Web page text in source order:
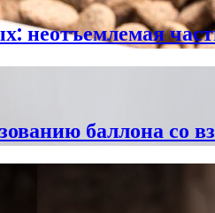
неотъемлемая
баллона со